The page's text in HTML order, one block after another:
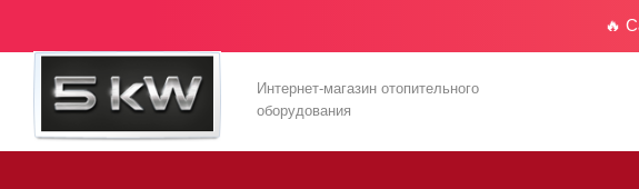
🔥
Интернет-магазин отопительного
оборудования